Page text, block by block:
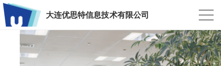
大连优思特信息技术有限公司